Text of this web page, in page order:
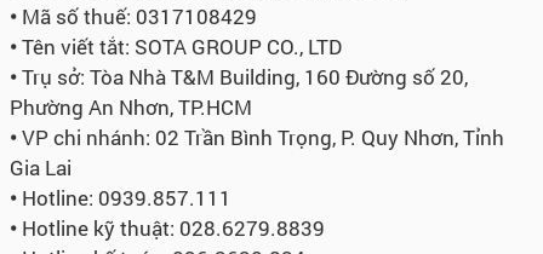
• Mã số thuế: 0317108429
•Tên viết tắt: SOTA GROUP CO., LTD
•Trụ sở: Tòa Nhà T&M Building, 160 Đường số 20,
Phường An Nhơn, TP.HCM
•VP chi nhánh: 02 Trần Bình Trọng, P. Quy Nhơn, Tỉnh
Gia Lai
• Hotline: 0939.857.111
• Hotline kỹ thuật: 028.6279.8839